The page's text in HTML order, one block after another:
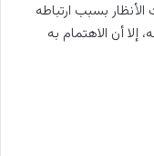
بسبب ارتباطه
إلا أن الاهتمام به